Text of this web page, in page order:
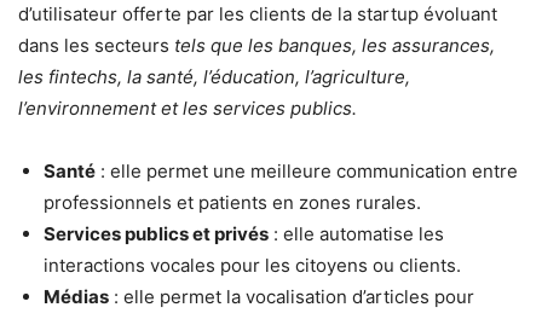
d’utilisateur offerte par les clients de la startup évoluant
dans les secteurs tels que les banques, les assurances,
les fintechs, la santé, l’éducation, l’agriculture,
l’environnement et les services publics.
Santé : elle permet une meilleure communication entre
professionnels et patients en zones rurales.
Services publics et privés : elle automatise les
interactions vocales pour les citoyens ou clients.
Médias : elle permet la vocalisation d’articles pour